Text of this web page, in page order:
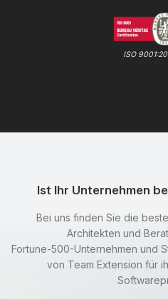
ISO
Ist Ihr Unternehmen
Bei uns finden Sie die
Architekten und
Fortune-500-Unternehmen und
von Team Extension für